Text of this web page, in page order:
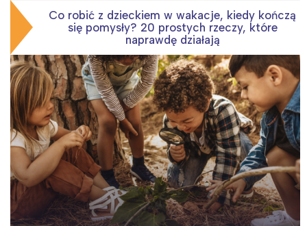
Co robić z dzieckiem w wakacje, kiedy kończą
się pomysły? 20 prostych rzeczy, które
naprawdę działają